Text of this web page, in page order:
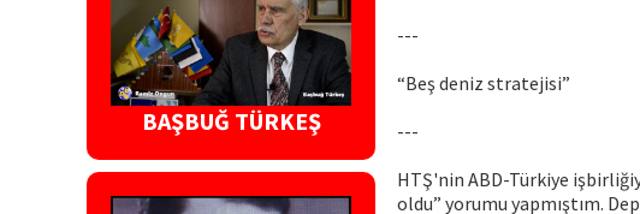
BAŞBUĞ TÜRKEŞ
---
“Beş deniz stratejisi”
---
HTŞ'nin ABD-Türkiye
oldu” yorumu yapmıştım.